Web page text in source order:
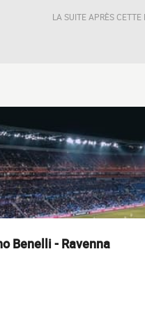
LA SUITE APRÈS CETTE
Benelli - Ravenna